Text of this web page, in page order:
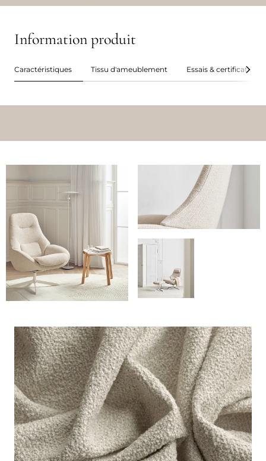
Information produit
Caractéristiques Tissu d'ameublement Essais & certifications